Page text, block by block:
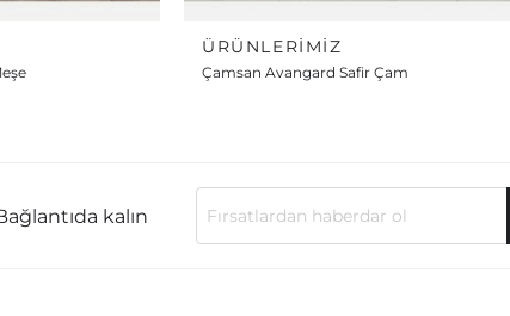
ÜRÜNLERIMIZ
Çamsan Avangard Safir Çam
kalın